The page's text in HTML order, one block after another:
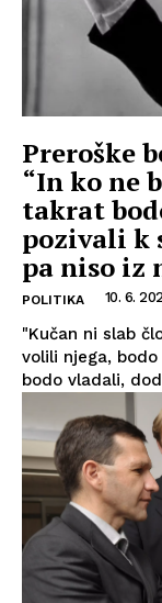
Preroške
“In ko ne
takrat
pozivali k
pa niso iz
POLITIKA 10. 6.
"Kučan ni slab
volili njega,
bodo vladali,